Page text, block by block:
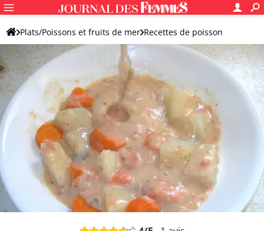
Plats/Poissons et fruits de mer Recettes de poisson
Saumon Plat de saumon original